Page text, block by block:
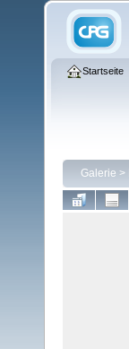
Startseite
Galerie >